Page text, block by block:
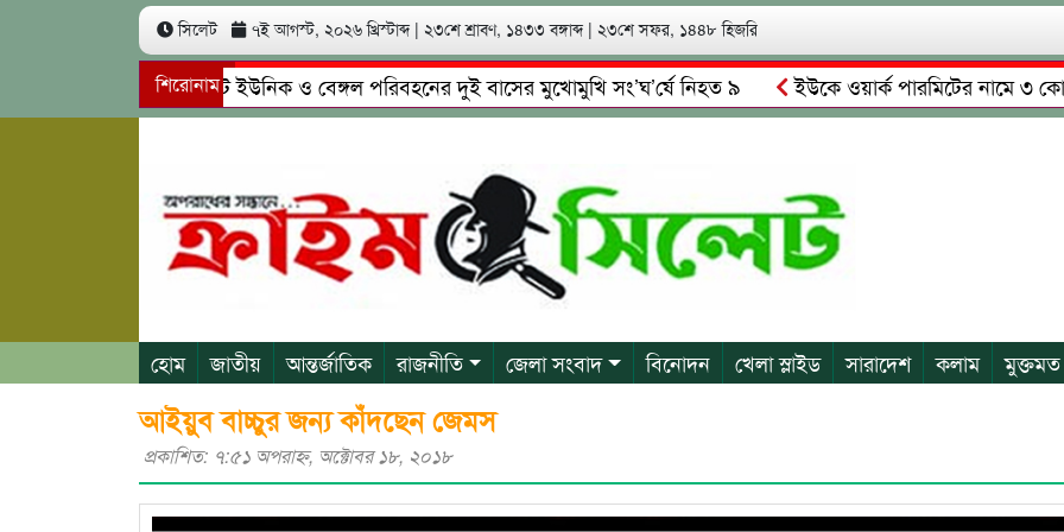
সিলেট ৭ই আগস্ট, ২০২৬ খ্রিস্টাব্দ | ২৩শে শ্রাবণ, ১৪৩৩ বঙ্গাব্দ | ২৩শে সফর, ১৪৪৮ হিজরি
শিরোনাম
সিলেটে ইউনিক ও বেঙ্গল পরিবহনের দুই বাসের মুখোমুখি সং’ঘ’র্ষে নিহত ৯ ইউকে ওয়ার্ক পারমিটের নামে ৩ কোটি ৬০
গোয়াইনঘাটে প্রেমের ফাঁদে তরুণী পাচার: মাদকাসক্ত রিমালকে গ্রেপ্তারের দাবি স্থানীয়দের
গোয়াইনঘাটে আলিম
হোম জাতীয় আন্তর্জাতিক রাজনীতি জেলা সংবাদ বিনোদন খেলা স্লাইড সারাদেশ কলাম মুক্তমত
আইয়ুব বাচ্চুর জন্য কাঁদছেন জেমস
প্রকাশিত: ৭:৫১ অপরাহ্ণ, অক্টোবর ১৮, ২০১৮